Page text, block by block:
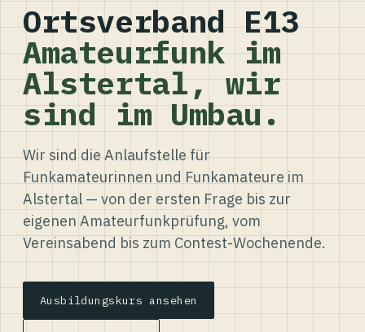
Ortsverband E13
Amateurfunk im
Alstertal, wir
sind im Umbau.
Wir sind die Anlaufstelle für
Funkamateurinnen und Funkamateure im
Alstertal — von der ersten Frage bis zur
eigenen Amateurfunkprüfung, vom
Vereinsabend bis zum Contest-Wochenende.
Ausbildungskurs ansehen